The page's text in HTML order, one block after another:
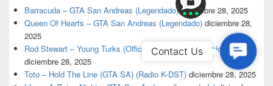
Barracuda – GTA San Andreas (Legendado) diciembre 28, 2025
Queen Of Hearts – GTA San Andreas (Legendado) diciembre 28,
2025
Rod Stewart – Young Turks (Official San Andreas Music Video)
diciembre 28, 2025
Toto – Hold The Line (GTA SA) (Radio K-DST) diciembre 28, 2025
Us
Contact Us